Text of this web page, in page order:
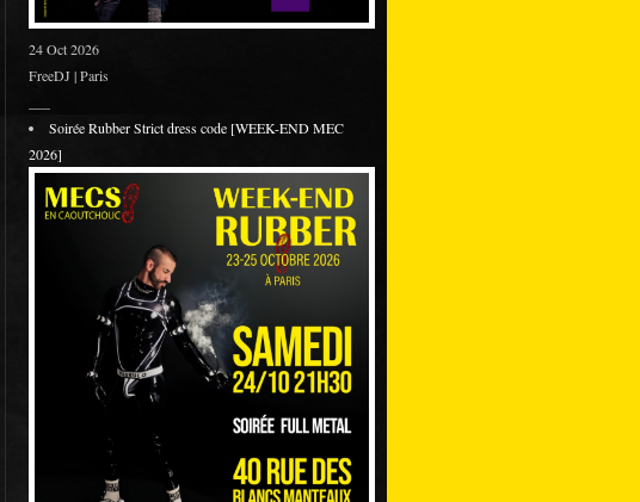
24 Oct 2026
FreeDJ | Paris
Soirée Rubber Strict dress code [WEEK-END MEC
2026]